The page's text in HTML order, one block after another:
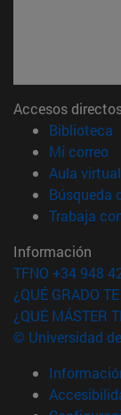
Accesos
Biblioteca
Mi correo
Aula
Búsqueda
Trabaja
Información
TFNO +34 948
¿QUÉ GRADO
¿QUÉ MÁSTER
© Universidad